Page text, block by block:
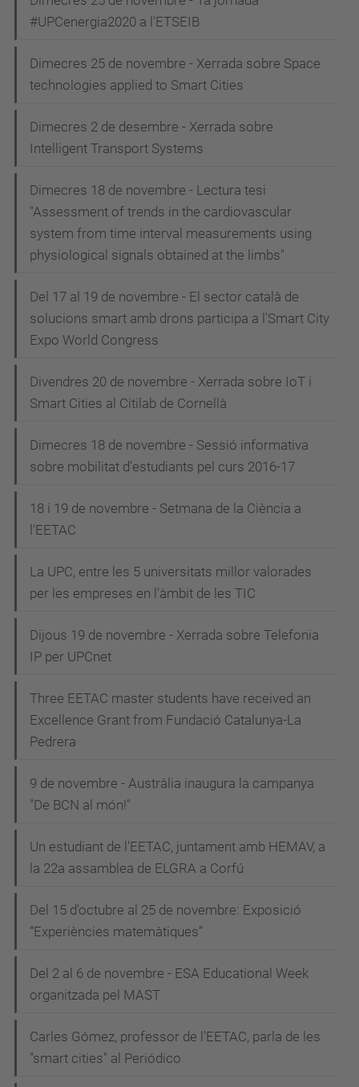
#UPCenergia2020 a l'ETSEIB
Dimecres 25 de novembre - Xerrada sobre Space
technologies applied to Smart Cities
Dimecres 2 de desembre - Xerrada sobre
Intelligent Transport Systems
Dimecres 18 de novembre - Lectura tesi
"Assessment of trends in the cardiovascular
system from time interval measurements using
physiological signals obtained at the limbs"
Del 17 al 19 de novembre - El sector català de
solucions smart amb drons participa a l'Smart City
Expo World Congress
Divendres 20 de novembre - Xerrada sobre IoT i
Smart Cities al Citilab de Cornellà
Dimecres 18 de novembre - Sessió informativa
sobre mobilitat d'estudiants pel curs 2016-17
18 i 19 de novembre - Setmana de la Ciència a
l'EETAC
La UPC, entre les 5 universitats millor valorades
per les empreses en l'àmbit de les TIC
Dijous 19 de novembre - Xerrada sobre Telefonia
IP per UPCnet
Three EETAC master students have received an
Excellence Grant from Fundació Catalunya-La
Pedrera
9 de novembre - Austràlia inaugura la campanya
"De BCN al món!"
Un estudiant de l'EETAC, juntament amb HEMAV, a
la 22a assamblea de ELGRA a Corfú
Del 15 d'octubre al 25 de novembre: Exposició
“Experiències matemàtiques”
Del 2 al 6 de novembre - ESA Educational Week
organitzada pel MAST
Carles Gómez, professor de l'EETAC, parla de les
"smart cities" al Periódico